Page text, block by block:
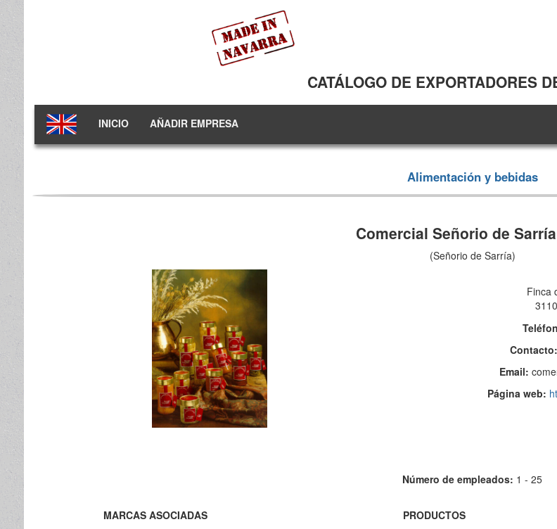
CATÁLOGO DE EXPORTADORES
INICIO AÑADIR EMPRESA
Alimentación y bebidas
Comercial Señorio de
(Señorio de Sarría)
Finca
Contacto:
Email:
Página web:
Número de empleados: 1 - 25
MARCAS ASOCIADAS
PRODUCTOS